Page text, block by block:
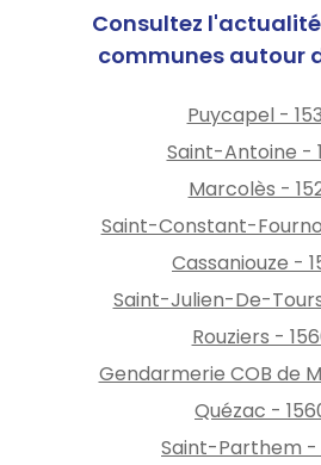
Consultez
communes autour
Puycapel -
Saint-Antoine -
Marcolès -
Saint-Constant-
Cassaniouze -
Saint-Julien-De-
Rouziers -
Gendarmerie COB de
Quézac -
Saint-Parthem -